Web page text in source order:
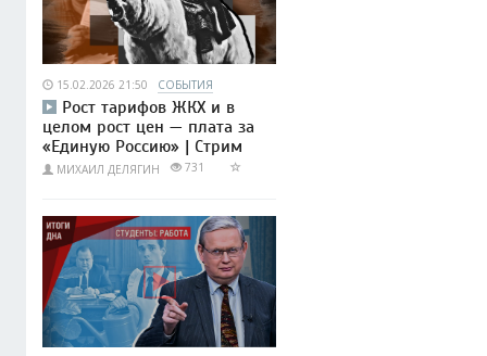
15.02.2026 21:50 СОБЫТИЯ
Рост тарифов ЖКХ и в
целом рост цен — плата за
«Единую Россию» | Стрим
МИХАИЛ ДЕЛЯГИН 731